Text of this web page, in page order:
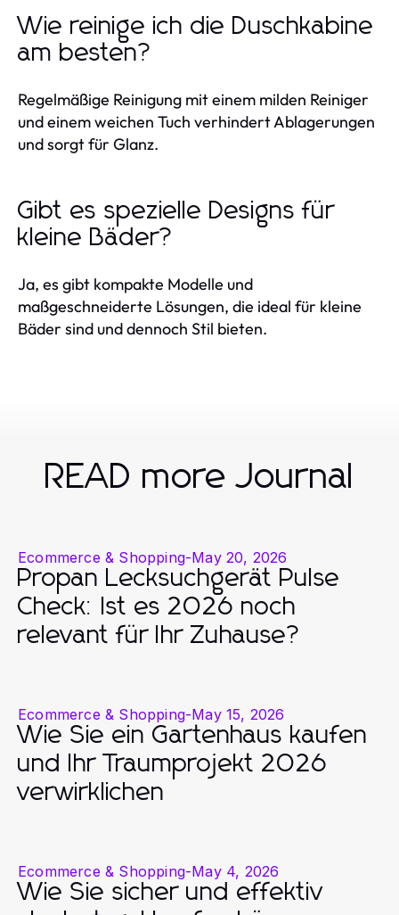
Wie reinige ich die Duschkabine
am besten?
Regelmäßige Reinigung mit einem milden Reiniger
und einem weichen Tuch verhindert Ablagerungen
und sorgt für Glanz.
Gibt es spezielle Designs für
kleine Bäder?
Ja, es gibt kompakte Modelle und
maßgeschneiderte Lösungen, die ideal für kleine
Bäder sind und dennoch Stil bieten.
READ more Journal
Ecommerce & Shopping-May 20, 2026
Propan Lecksuchgerät Pulse
Check: Ist es 2026 noch
relevant für Ihr Zuhause?
Ecommerce & Shopping-May 15, 2026
Wie Sie ein Gartenhaus kaufen
und Ihr Traumprojekt 2026
verwirklichen
Ecommerce & Shopping-May 4, 2026
Wie Sie sicher und effektiv